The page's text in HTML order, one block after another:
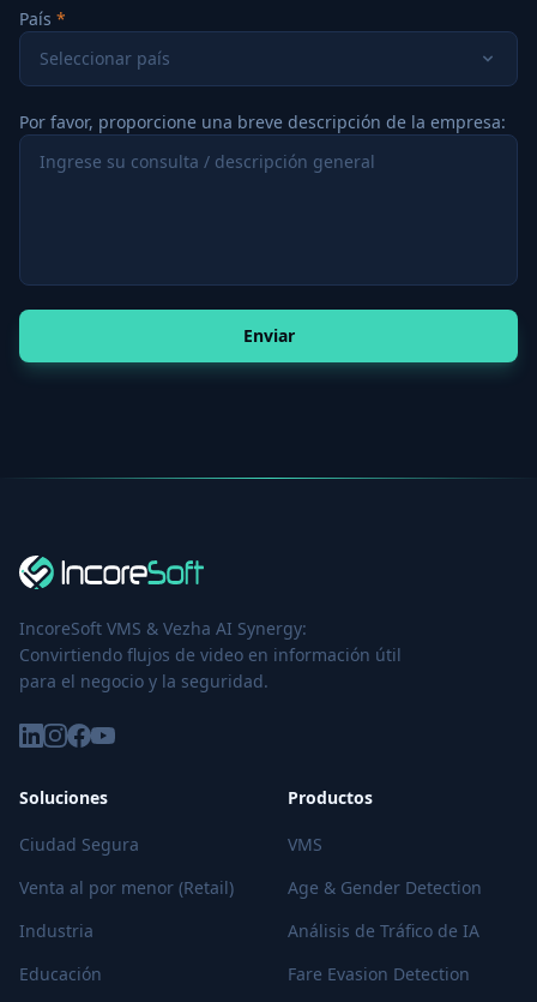
País
Seleccionar país
Por favor, proporcione una breve descripción de la empresa:
Enviar
IncoreSoft VMS & Vezha AI Synergy:
Convirtiendo flujos de video en información útil
para el negocio y la seguridad.
Soluciones
Ciudad Segura
Venta al por menor (Retail)
Industria
Educación
Productos
VMS
Age & Gender Detection
Análisis de Tráfico de IA
Fare Evasion Detection